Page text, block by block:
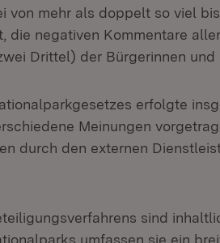
von mehr als doppelt so viel
die negativen Kommentare
Drittel) der Bürgerinnen und
erfolgte
Meinungen
durch den externen
sind
umfassen sie ein